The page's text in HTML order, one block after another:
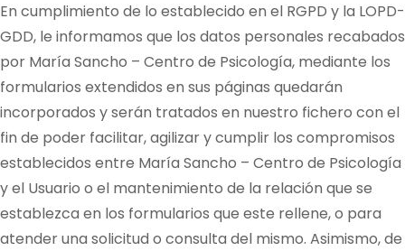
En cumplimiento de lo establecido en el RGPD y la LOPD-
GDD, le informamos que los datos personales recabados
por María Sancho – Centro de Psicología, mediante los
formularios extendidos en sus páginas quedarán
incorporados y serán tratados en nuestro fichero con el
fin de poder facilitar, agilizar y cumplir los compromisos
establecidos entre María Sancho – Centro de Psicología
y el Usuario o el mantenimiento de la relación que se
establezca en los formularios que este rellene, o para
atender una solicitud o consulta del mismo. Asimismo, de